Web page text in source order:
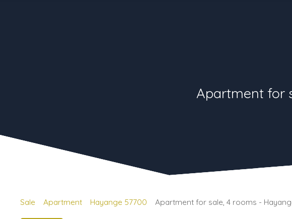
Apartment for
Sale Apartment Hayange 57700 Apartment for sale, 4 rooms -